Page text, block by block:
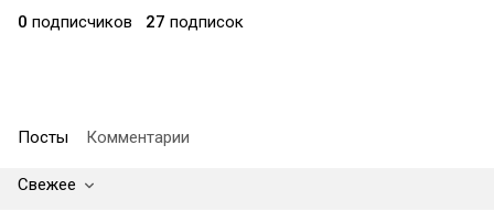
0 подписчиков 27 подписок
Посты Комментарии
Свежее